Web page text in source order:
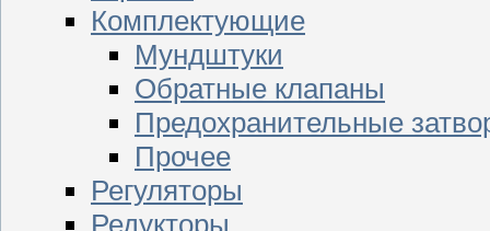
Комплектующие
Мундштуки
Обратные клапаны
Предохранительные
Прочее
Регуляторы
Редукторы